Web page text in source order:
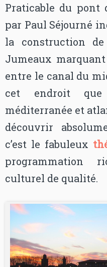
Praticable du pont
par Paul Séjourné
la construction de
Jumeaux
entre le canal du
cet endroit
méditerranée et
découvrir
c’est le fabuleux
programmation
culturel de qualité.